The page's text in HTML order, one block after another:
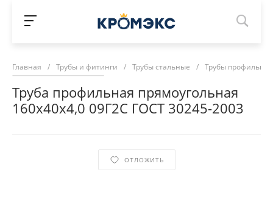
Главная / Трубы и фитинги / Трубы стальные / Трубы
Труба профильная прямоугольная
160х40х4,0 09Г2С ГОСТ 30245-2003
ОТЛОЖИТЬ